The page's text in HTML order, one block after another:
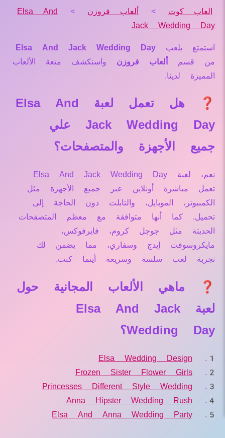
العاب كوت > ألعاب فروزن >
Elsa And
Jack Wedding Day
استمتع بلعب Elsa And Jack Wedding Day
من قسم
ألعاب فروزن واستكشف متعة الألعاب
المميزة لدينا.
❓ هل تعمل لعبة Elsa And
Jack Wedding Day علي
جميع الأجهزة والمتصفحات؟
نعم، لعبة Elsa And Jack Wedding Day
تعمل مباشرة أونلاين عبر جميع الأجهزة مثل
الكمبيوتر، الموبايل، والتابلت دون الحاجة إلى
تحميل. كما أنها متوافقة مع معظم المتصفحات
الحديثة مثل جوجل كروم، فايرفوكس،
مايكروسوفت إيدج وسفاري، مما يضمن لك
تجربة لعب سلسة وسريعة أينما كنت.
❓ ماهي الألعاب المجانية حول
لعبة Elsa And Jack
Wedding Day؟
Elsa Wedding Design
Frozen Sister Flower Girls
Princesses Different Style Wedding
Anna Hipster Wedding Rush
Elsa And Anna Wedding Party